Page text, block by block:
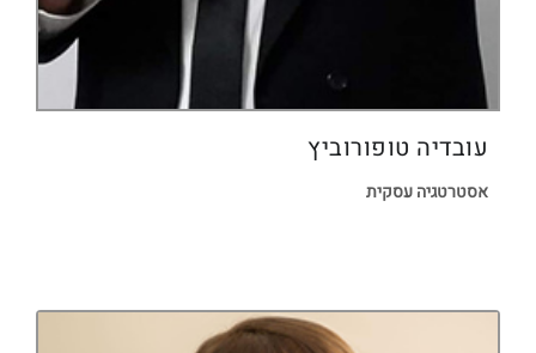
עובדיה טופורוביץ
אסטרטגיה עסקית